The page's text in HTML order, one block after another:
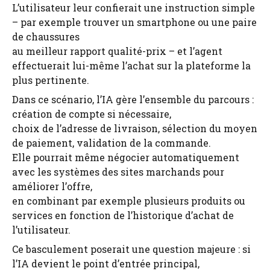
L’utilisateur leur confierait une instruction simple
– par exemple trouver un smartphone ou une paire
de chaussures
au meilleur rapport qualité-prix – et l’agent
effectuerait lui-même l’achat sur la plateforme la
plus pertinente.
Dans ce scénario, l’IA gère l’ensemble du parcours :
création de compte si nécessaire,
choix de l’adresse de livraison, sélection du moyen
de paiement, validation de la commande.
Elle pourrait même négocier automatiquement
avec les systèmes des sites marchands pour
améliorer l’offre,
en combinant par exemple plusieurs produits ou
services en fonction de l’historique d’achat de
l’utilisateur.
Ce basculement poserait une question majeure : si
l’IA devient le point d’entrée principal,